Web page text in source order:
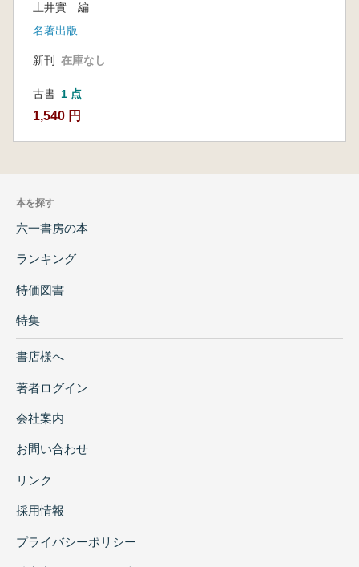
土井實 編
名著出版
新刊 在庫なし
古書 1 点
1,540 円
本を探す
六一書房の本
ランキング
特価図書
特集
書店様へ
著者ログイン
会社案内
お問い合わせ
リンク
採用情報
プライバシーポリシー